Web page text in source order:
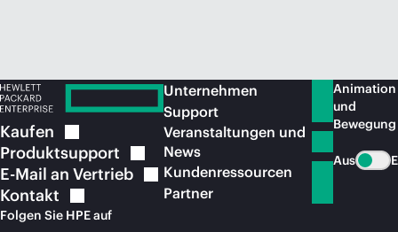
Kaufen
Produktsupport
E-Mail an Vertrieb
Kontakt
Folgen Sie HPE auf
Unternehmen
Support
Veranstaltungen und
News
Kundenressourcen
Partner
Animation
und
Bewegung
Aus